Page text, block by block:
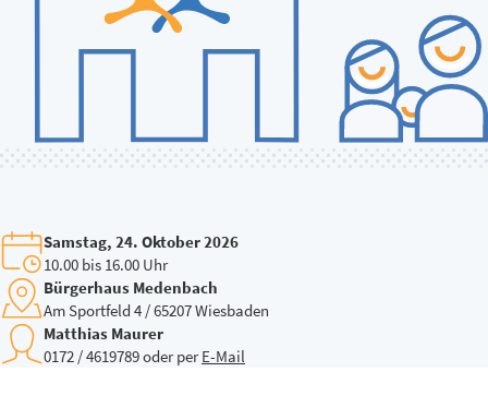
Samstag, 24. Oktober 2026
10.00 bis 16.00 Uhr
Bürgerhaus Medenbach
Am Sportfeld 4 / 65207 Wiesbaden
Matthias Maurer
0172 / 4619789 oder perE-Mail